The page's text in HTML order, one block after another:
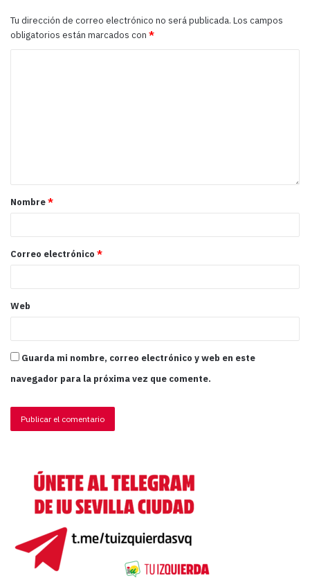
Tu dirección de correo electrónico no será publicada. Los campos
obligatorios están marcados con *
Nombre*
Correo electrónico *
Web
Guarda mi nombre, correo electrónico y web en este
navegador para la próxima vez que comente.